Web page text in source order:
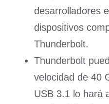
desarrolladores
dispositivos
Thunderbolt.
Thunderbolt
velocidad de 40
USB 3.1 lo hará